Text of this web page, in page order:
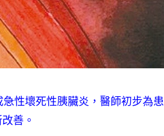
性壞死性胰臟炎，醫師初步為患
善。